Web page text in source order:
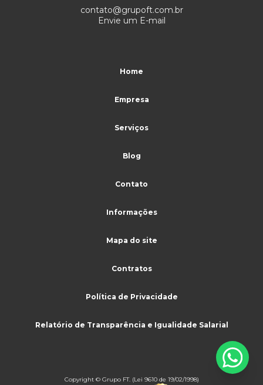
Serviços de terceirização de recepção
Serviços de vigilância e segurança patrimonial
Sistema de monitoramento para cftv
Terceirização de limpeza e conservação
Terceirização de limpeza predial
Terceirização de mão de obra limpeza
Terceirização de recepção
contato@grupoft.com.br
Envie um E-mail
Home
Empresa
Serviços
Blog
Contato
Informações
Mapa do site
Contratos
Política de Privacidade
Relatório de Transparência e Igualidade Salarial
Copyright © Grupo FT. (Lei 9610 de 19/02/1998)